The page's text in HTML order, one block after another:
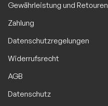
Gewährleistung und Retouren
Zahlung
Datenschutzregelungen
Widerrufsrecht
AGB
Datenschutz